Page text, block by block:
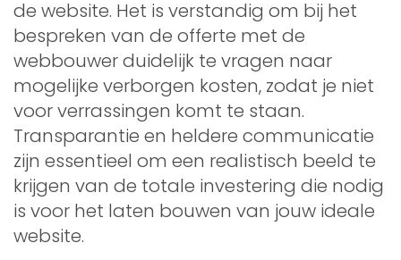
de website. Het is verstandig om bij het
bespreken van de offerte met de
webbouwer duidelijk te vragen naar
mogelijke verborgen kosten, zodat je niet
voor verrassingen komt te staan.
Transparantie en heldere communicatie
zijn essentieel om een realistisch beeld te
krijgen van de totale investering die nodig
is voor het laten bouwen van jouw ideale
website.